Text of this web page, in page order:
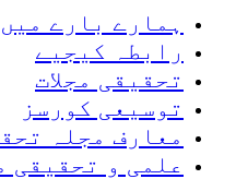
ہمارے بارے میں
رابطہ کیجیے
تحقیقی مجلات
توسیعی کورسز
معارف مجلہ
علمی و تحقیقی